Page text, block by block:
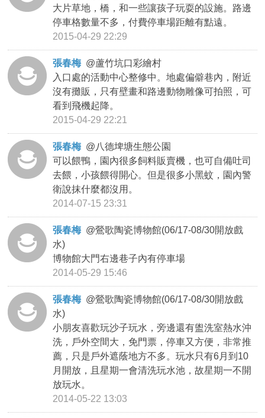
大片草地，橋，和一些讓孩子玩耍的設施。路邊
停車格數量不多，付費停車場距離有點遠。
2015-04-29 22:29
張春梅 @蘆竹坑口彩繪村
入口處的活動中心整修中。地處偏僻巷內，附近
沒有攤販，只有壁畫和路邊動物雕像可拍照，可
看到飛機起降。
2015-04-29 22:21
張春梅 @八德埤塘生態公園
可以餵鴨，園內很多飼料販賣機，也可自備吐司
去餵，小孩餵得開心。但是很多小黑蚊，園內警
衛說抹什麼都沒用。
2014-07-15 23:31
張春梅 @鶯歌陶瓷博物館(06/17-08/30開放戲
水)
博物館大門右邊巷子內有停車場
2014-05-29 15:46
張春梅 @鶯歌陶瓷博物館(06/17-08/30開放戲
水)
小朋友喜歡玩沙子玩水，旁邊還有盥洗室熱水沖
洗，戶外空間大，免門票，停車又方便，非常推
薦，只是戶外遮蔭地方不多。玩水只有6月到10
月開放，且星期一會清洗玩水池，故星期一不開
放玩水。
2014-05-22 13:03